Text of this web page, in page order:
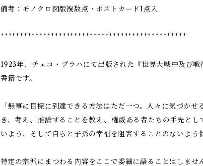
備考：モノクロ図版複数点・ポストカード1点入
************************************************
1923年、チェコ・プラハにて出版された『世界大戦中及び
書籍です。
「無事に目標に到達できる方法はただ一つ。人々に気づかせ
き、考え、推論することを教え、権威ある者たちの手先とし
いよう、そして自らと子孫の幸福を阻害することのないよう
特定の宗派にまつわる内容をここで委細に語ることはしませ